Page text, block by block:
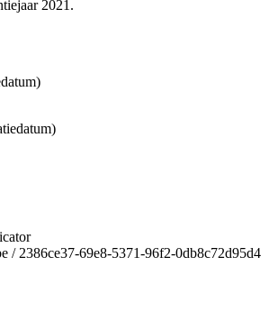
2021.
/ 2386ce37-69e8-5371-96f2-0db8c72d95d4